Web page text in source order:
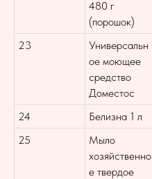
480 г
(порошок)
23
Универсальн
ое моющее
средство
Доместос
24 Белизна 1 л
25
Мыло
хозяйственно
е твердое